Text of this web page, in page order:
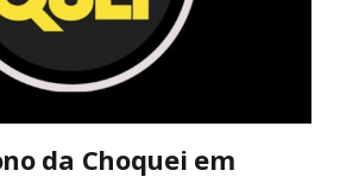
TV. Se você quer Mario, Pokémon
of the Kingd...
da Choquei em